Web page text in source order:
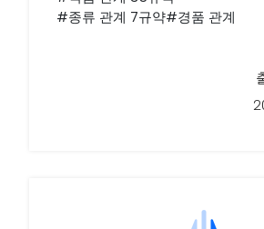
#종류 관계 7규약#경품 관계